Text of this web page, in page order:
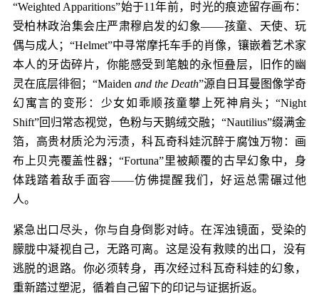
“Weighted Apparitions”始于11年前，时光的痕迹留存画布：
受柏林政治集会庄严肃穆启发的幻象——孩童、天使、玩
偶与成人；“Helmet”中寻常摩托车手的肖像，镶嵌着艺术家
本人的牙齿碎片，你能感受到笔触的永恒叠层，旧作的幽
灵在底层徘徊；“Maiden and the Death”源自日耳曼图像学奇
幻寓言的变形：少女如乖顺孩童攀上死神肩头；“Night
Shift”回归常态视觉，色粉与天鹅绒交融；“Nautilius”缀满金
箔，高贵材质沦为污渍，科瓦奇科娃沉醉于腐蚀万物：画
布上贝壳覆盖性器；“Fortuna”里被颠覆的古早幻象中，身
体践踏着敌手面容——仿佛提醒我们，好运总需碾过他
人。
紧急出口尽头，你与自身倒影对峙。在浑浊镜面，受染的
朦胧中凝视自己，无路可离。这是没有救赎的出口，没有
逃脱的退路。你必须转身，再次经过科瓦奇科娃的幻象，
重新踏过塑泥，循着自己留下的印记与证据折返。